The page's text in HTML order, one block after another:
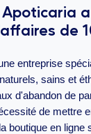
de
entreprise
sains et
d'abandon de
de mettre
boutique en ligne